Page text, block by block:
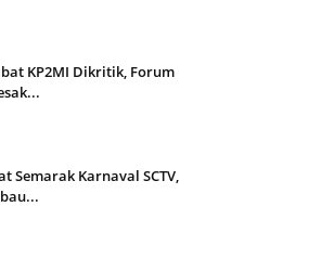
KP2MI Dikritik, Forum
Semarak Karnaval SCTV,